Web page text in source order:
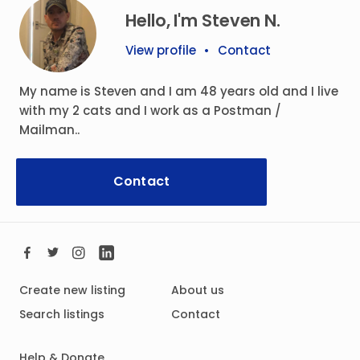
Hello, I'm Steven N.
View profile • Contact
My name is Steven and I am 48 years old and I live
with my 2 cats and I work as a Postman /
Mailman..
Contact
Create new listing
Search listings
About us
Contact